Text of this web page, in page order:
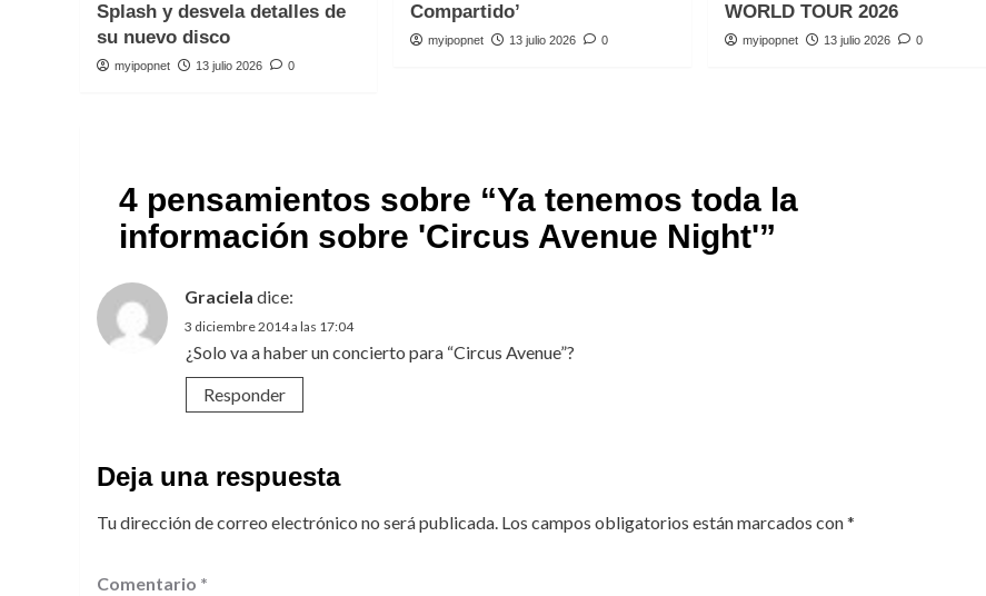
Splash y desvela detalles de
su nuevo disco
myipopnet 13 julio 2026 0
Compartido’
myipopnet 13 julio 2026 0
WORLD TOUR 2026
myipopnet 13 julio 2026 0
4 pensamientos sobre “Ya tenemos toda la
información sobre 'Circus Avenue Night'”
Graciela dice:
3 diciembre 2014 a las 17:04
¿Solo va a haber un concierto para “Circus Avenue”?
Responder
Deja una respuesta
Tu dirección de correo electrónico no será publicada. Los campos obligatorios están marcados con*
Comentario *